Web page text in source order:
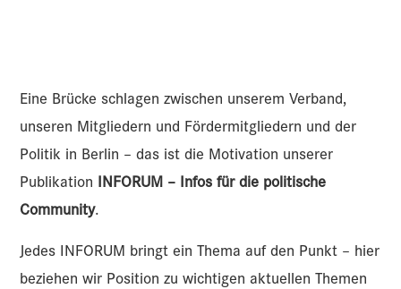
Eine Brücke schlagen zwischen unserem Verband,
unseren Mitgliedern und Fördermitgliedern und der
Politik in Berlin – das ist die Motivation unserer
Publikation INFORUM – Infos für die politische
Community.
Jedes INFORUM bringt ein Thema auf den Punkt – hier
beziehen wir Position zu wichtigen aktuellen Themen